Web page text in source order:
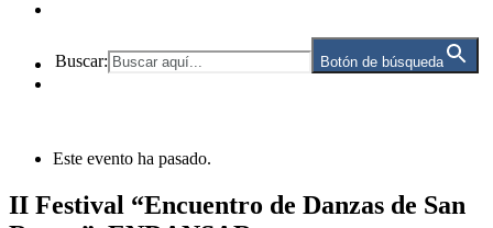
Buscar: Botón de búsqueda
Este evento ha pasado.
II Festival “Encuentro de Danzas de San